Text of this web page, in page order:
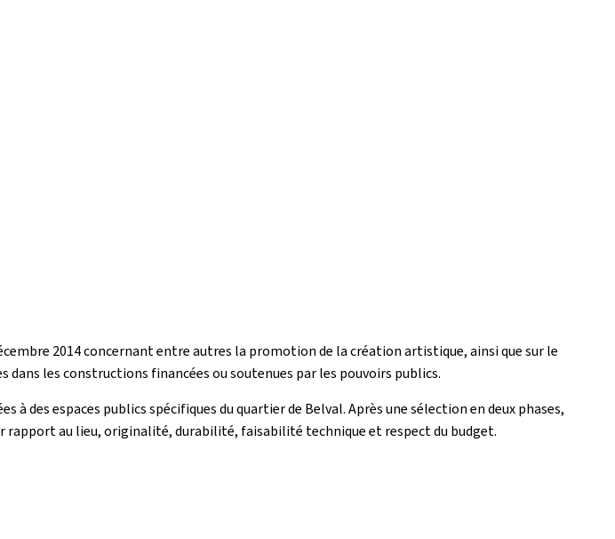
2014 concernant entre autres la promotion de la création artistique, ainsi que sur le
les constructions financées ou soutenues par les pouvoirs publics.
à des espaces publics spécifiques du quartier de Belval. Après une sélection en deux phases,
au lieu, originalité, durabilité, faisabilité technique et respect du budget.